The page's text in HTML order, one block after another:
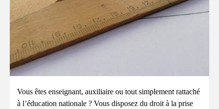
Vous êtes enseignant, auxiliaire ou tout simplement rattaché
à l’éducation nationale ? Vous disposez du droit à la prise